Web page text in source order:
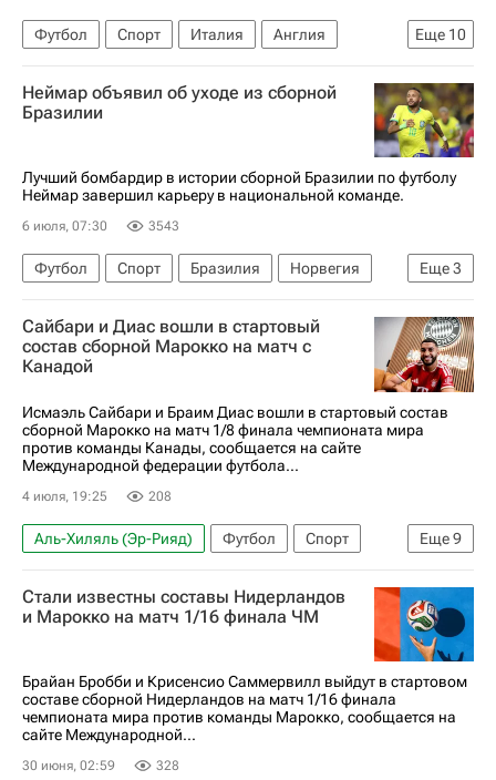
Еще 10
Футбол Спорт Италия
Англия
Франция
Нуссаир Мазрауи
ЧМ по футболу 2026
Килиан Мбаппе
Милан
Бавария
Чемпионат мира по футболу (до 17 лет)
Неймар объявил об уходе из сборной
Бразилии
Лучший бомбардир в истории сборной Бразилии по футболу
Неймар завершил карьеру в национальной команде.
6 июля, 07:30 3543
Еще3
Футбол Спорт Бразилия
Норвегия
Нью-Йорк (город)
Пеле
ЧМ по футболу 2026
Сайбари и Диас вошли в стартовый
состав сборной Марокко на матч с
Канадой
Исмаэль Сайбари и Браим Диас вошли в стартовый состав
сборной Марокко на матч 1/8 финала чемпионата мира
против команды Канады, сообщается на сайте
Международной федерации футбола...
4 июля, 19:25 208
Еще9
Аль-Хиляль (Эр-Рияд) Футбол
Спорт
Нуссаир Мазрауи
Международная федерация футбола (ФИФА)
Major League Soccer 2025
Фулхэм
Яссин Буну
Исмаэль Сайбари Браим Диас
Стали известны составы Нидерландов
и Марокко на матч 1/16 финала ЧМ
Брайан Бробби и Крисенсио Саммервилл выйдут в стартовом
составе сборной Нидерландов на матч 1/16 финала
чемпионата мира против команды Марокко, сообщается на
сайте Международной...
30 июня, 02:59 328